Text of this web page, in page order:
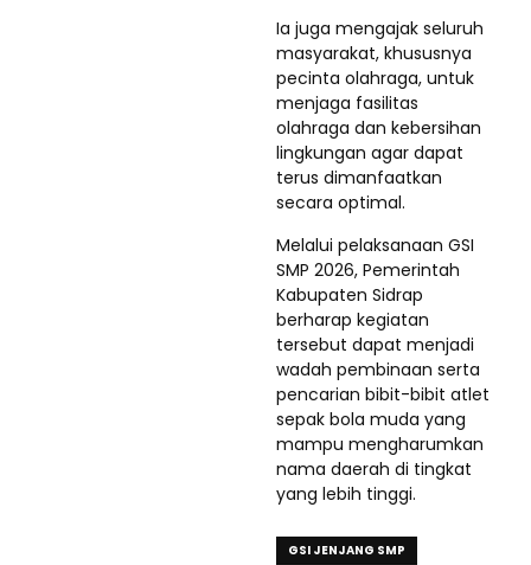
Ia juga mengajak seluruh
masyarakat, khususnya
pecinta olahraga, untuk
menjaga fasilitas
olahraga dan kebersihan
lingkungan agar dapat
terus dimanfaatkan
secara optimal.
Melalui pelaksanaan GSI
SMP 2026, Pemerintah
Kabupaten Sidrap
berharap kegiatan
tersebut dapat menjadi
wadah pembinaan serta
pencarian bibit-bibit atlet
sepak bola muda yang
mampu mengharumkan
nama daerah di tingkat
yang lebih tinggi.
GSI JENJANG SMP